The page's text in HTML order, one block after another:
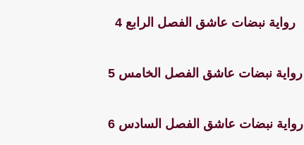
رواية نبضات عاشق الفصل الرابع 4
رواية نبضات عاشق الفصل الخامس 5
رواية نبضات عاشق الفصل السادس 6